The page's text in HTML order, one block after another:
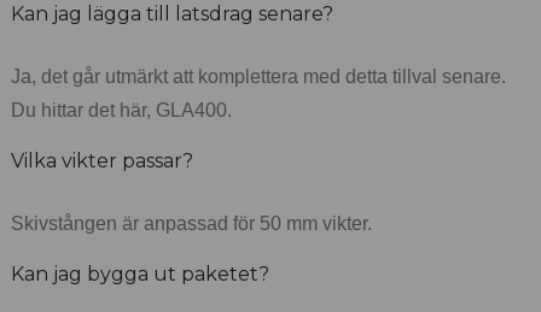
Kan jag lägga till latsdrag senare?
Ja, det går utmärkt att komplettera med detta tillval senare.
Du hittar det här, GLA400.
Vilka vikter passar?
Skivstången är anpassad för 50 mm vikter.
Kan jag bygga ut paketet?